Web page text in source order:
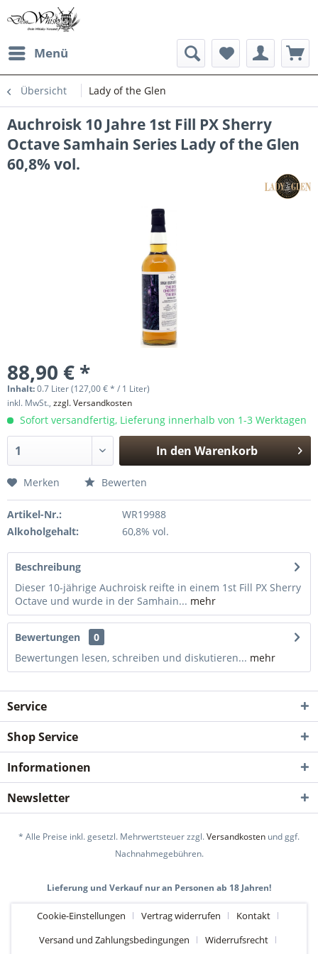
Menü
Übersicht Lady of the Glen
Auchroisk 10 Jahre 1st Fill PX Sherry
Octave Samhain Series Lady of the Glen
60,8% vol.
88,90 € *
Inhalt:0.7 Liter (127,00 € * / 1 Liter)
inkl. MwSt., zzgl. Versandkosten
Sofort versandfertig, Lieferung innerhalb von 1-3 Werktagen
In den Warenkorb
Merken Bewerten
Artikel-Nr.:
WR19988
Alkoholgehalt:
60,8% vol.
Beschreibung
Dieser 10-jährige Auchroisk reifte in einem 1st Fill PX Sherry
Octave und wurde in der Samhain... mehr
Bewertungen
0
Bewertungen lesen, schreiben und diskutieren... mehr
Service
Shop Service
Informationen
Newsletter
* Alle Preise inkl. gesetzl. Mehrwertsteuer zzgl.Versandkosten und ggf.
Nachnahmegebühren.
Lieferung und Verkauf nur an Personen ab 18 Jahren!
Cookie-Einstellungen Vertrag widerrufen
Kontakt
Versand und Zahlungsbedingungen
Widerrufsrecht